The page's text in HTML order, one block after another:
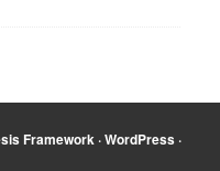
Framework ·WordPress ·